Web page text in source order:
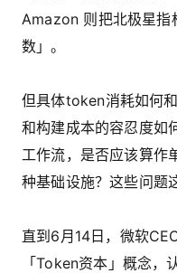
Amazon 则把北极星指
数」。
但具体token消耗如何
和构建成本的容忍度如
工作流，是否应该算作
种基础设施？这些问题
直到6月14日，微软
「Token资本」概念